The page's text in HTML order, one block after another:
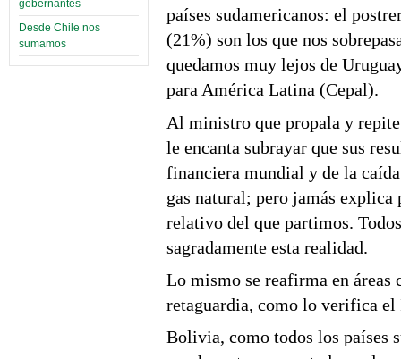
gobernantes
Desde Chile nos
sumamos
países sudamericanos: el
(21%) son los que nos
quedamos muy lejos de
para América Latina (Cepal).
Al ministro que propala y
le encanta subrayar que sus
financiera mundial y de la
gas natural; pero jamás
relativo del que partimos.
sagradamente esta realidad.
Lo mismo se reafirma en áreas
retaguardia, como lo verifica
Bolivia, como todos los países